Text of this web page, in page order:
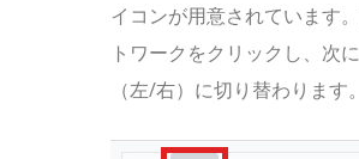
イコンが用意されています
トワークをクリックし、次
（左/右）に切り替わります。